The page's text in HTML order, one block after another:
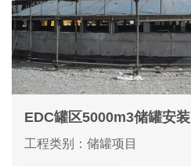
EDC罐区5000m3储罐安装
工程类别：储罐项目